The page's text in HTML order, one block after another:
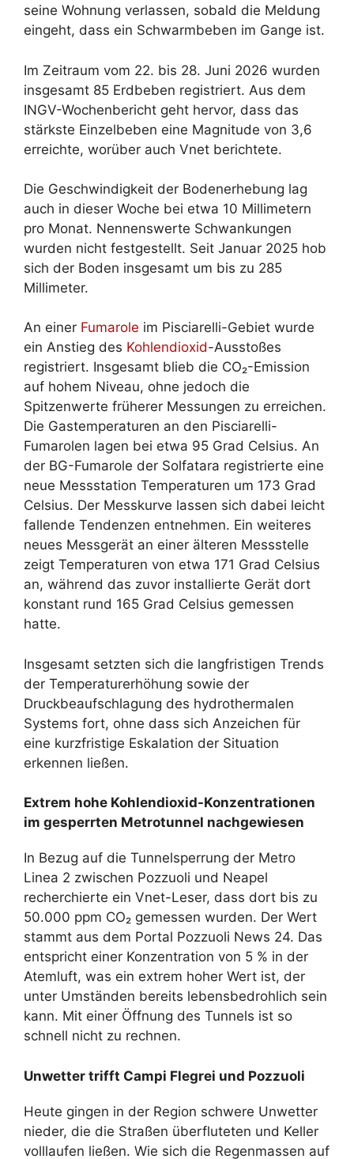
seine Wohnung verlassen, sobald die Meldung
eingeht, dass ein Schwarmbeben im Gange ist.
Im Zeitraum vom 22. bis 28. Juni 2026 wurden
insgesamt 85 Erdbeben registriert. Aus dem
INGV-Wochenbericht geht hervor, dass das
stärkste Einzelbeben eine Magnitude von 3,6
erreichte, worüber auch Vnet berichtete.
Die Geschwindigkeit der Bodenerhebung lag
auch in dieser Woche bei etwa 10 Millimetern
pro Monat. Nennenswerte Schwankungen
wurden nicht festgestellt. Seit Januar 2025 hob
sich der Boden insgesamt um bis zu 285
Millimeter.
An einer Fumarole im Pisciarelli-Gebiet wurde
ein Anstieg des Kohlendioxid-Ausstoßes
registriert. Insgesamt blieb die CO₂-Emission
auf hohem Niveau, ohne jedoch die
Spitzenwerte früherer Messungen zu erreichen.
Die Gastemperaturen an den Pisciarelli-
Fumarolen lagen bei etwa 95 Grad Celsius. An
der BG-Fumarole der Solfatara registrierte eine
neue Messstation Temperaturen um 173 Grad
Celsius. Der Messkurve lassen sich dabei leicht
fallende Tendenzen entnehmen. Ein weiteres
neues Messgerät an einer älteren Messstelle
zeigt Temperaturen von etwa 171 Grad Celsius
an, während das zuvor installierte Gerät dort
konstant rund 165 Grad Celsius gemessen
hatte.
Insgesamt setzten sich die langfristigen Trends
der Temperaturerhöhung sowie der
Druckbeaufschlagung des hydrothermalen
Systems fort, ohne dass sich Anzeichen für
eine kurzfristige Eskalation der Situation
erkennen ließen.
Extrem hohe Kohlendioxid-Konzentrationen
im gesperrten Metrotunnel nachgewiesen
In Bezug auf die Tunnelsperrung der Metro
Linea 2 zwischen Pozzuoli und Neapel
recherchierte ein Vnet-Leser, dass dort bis zu
50.000 ppm CO₂ gemessen wurden. Der Wert
stammt aus dem Portal Pozzuoli News 24. Das
entspricht einer Konzentration von 5 % in der
Atemluft, was ein extrem hoher Wert ist, der
unter Umständen bereits lebensbedrohlich sein
kann. Mit einer Öffnung des Tunnels ist so
schnell nicht zu rechnen.
Unwetter trifft Campi Flegrei und Pozzuoli
Heute gingen in der Region schwere Unwetter
nieder, die die Straßen überfluteten und Keller
volllaufen ließen. Wie sich die Regenmassen auf